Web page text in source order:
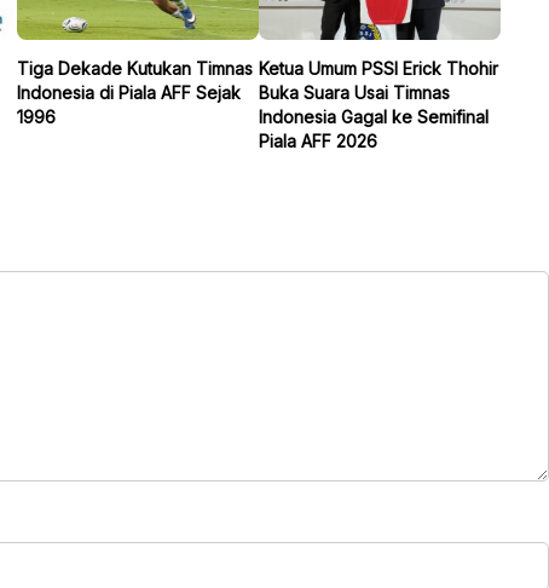
Tiga Dekade Kutukan Timnas
Indonesia di Piala AFF Sejak
1996
Ketua Umum PSSI Erick Thohir
Buka Suara Usai Timnas
Indonesia Gagal ke Semifinal
Piala AFF 2026